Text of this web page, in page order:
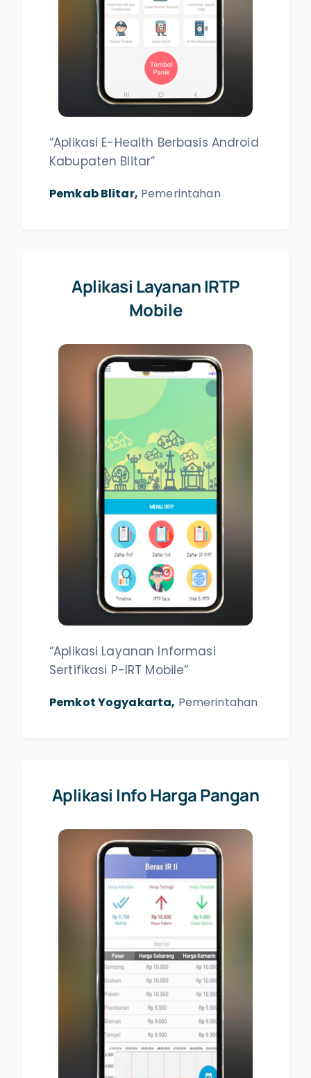
“Aplikasi E-Health Berbasis Android
Kabupaten Blitar”
Pemkab Blitar, Pemerintahan
Aplikasi Layanan IRTP
Mobile
“Aplikasi Layanan Informasi
Sertifikasi P-IRT Mobile”
Pemkot Yogyakarta, Pemerintahan
Aplikasi Info Harga Pangan